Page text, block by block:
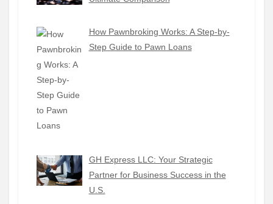
How Pawnbroking Works: A Step-by-
Step Guide to Pawn Loans
GH Express LLC: Your Strategic
Partner for Business Success in the
U.S.